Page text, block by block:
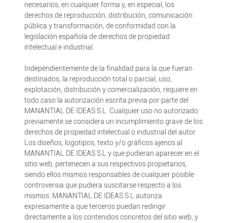
necesarios, en cualquier forma y, en especial, los
derechos de reproducción, distribución, comunicación
pública y transformación, de conformidad con la
legislación española de derechos de propiedad
intelectual e industrial.
Independientemente de la finalidad para la que fueran
destinados, la reproducción total o parcial, uso,
explotación, distribución y comercialización, requiere en
todo caso la autorización escrita previa por parte del
MANANTIAL DE IDEAS S.L. Cualquier uso no autorizado
previamente se considera un incumplimiento grave de los
derechos de propiedad intelectual o industrial del autor.
Los diseños, logotipos, texto y/o gráficos ajenos al
MANANTIAL DE IDEAS S.L y que pudieran aparecer en el
sitio web, pertenecen a sus respectivos propietarios,
siendo ellos mismos responsables de cualquier posible
controversia que pudiera suscitarse respecto a los
mismos. MANANTIAL DE IDEAS S.L autoriza
expresamente a que terceros puedan redirigir
directamente a los contenidos concretos del sitio web, y